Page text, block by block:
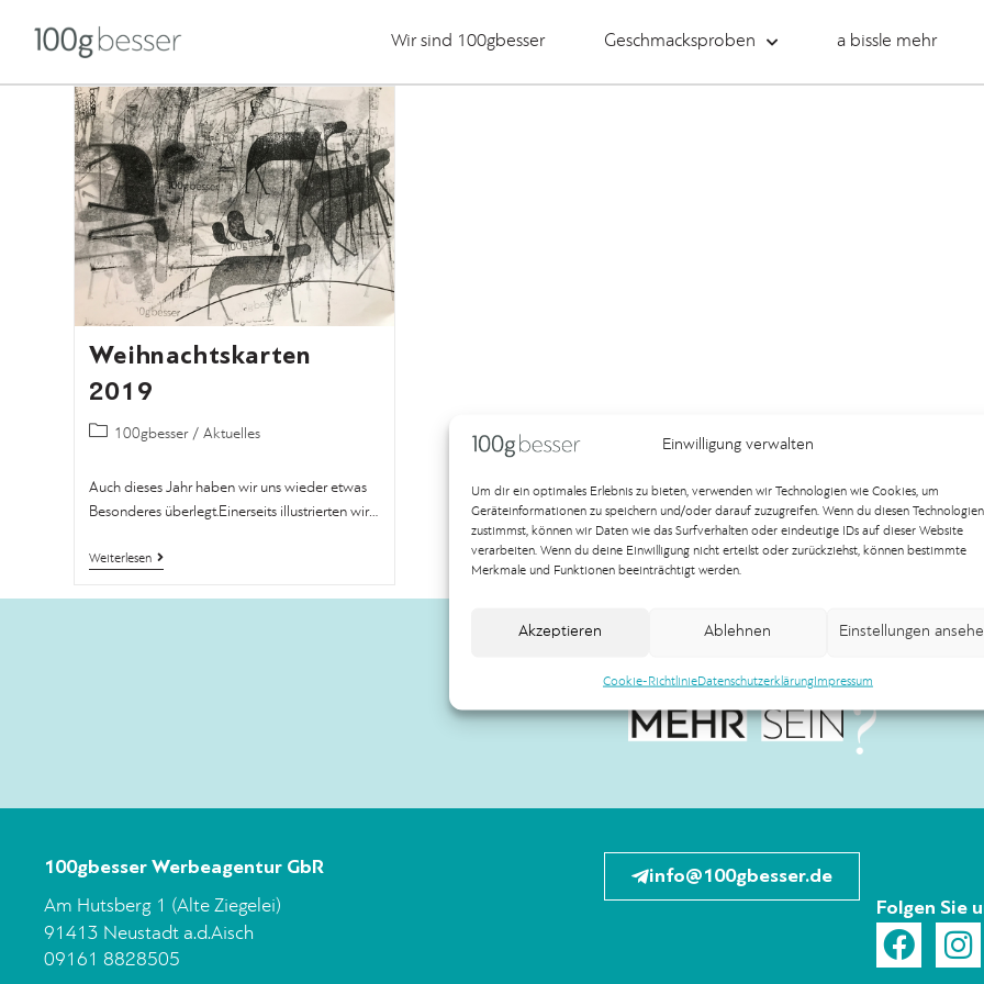
Einwilligung verwalten
Um dir ein optimales Erlebnis zu bieten, verwenden wir Technologien wie Cookies, um
Geräteinformationen zu speichern und/oder darauf zuzugreifen. Wenn du diesen Technologien
zustimmst, können wir Daten wie das Surfverhalten oder eindeutige IDs auf dieser Website
verarbeiten. Wenn du deine Einwilligung nicht erteilst oder zurückziehst, können bestimmte
Merkmale und Funktionen beeinträchtigt werden.
Akzeptieren Ablehnen Einstellungen
Cookie-RichtlinieDatenschutzerklärungImpressum
Wir sind 100gbesser Geschmacksproben a bissle mehr
Weihnachtskarten
2019
100gbesser / Aktuelles
Auch dieses Jahr haben wir uns wieder etwas
Besonderes überlegt.Einerseits illustrierten wir…
Weiterlesen
100gbesser Werbeagentur GbR
Am Hutsberg 1 (Alte Ziegelei)
91413 Neustadt a.d.Aisch
09161 8828505
info@100gbesser.de
Folgen Sie